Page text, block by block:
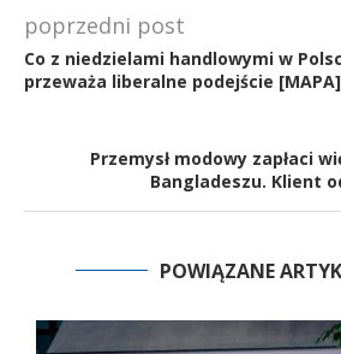
poprzedni post
Co z niedzielami handlowymi w
przeważa liberalne podejście [MAPA]
Przemysł modowy zapłaci
Bangladeszu. Klient
POWIĄZANE